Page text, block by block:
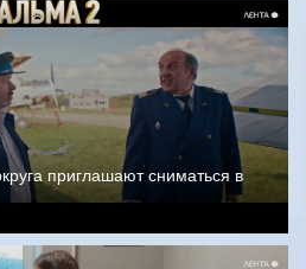
приглашают сниматься в